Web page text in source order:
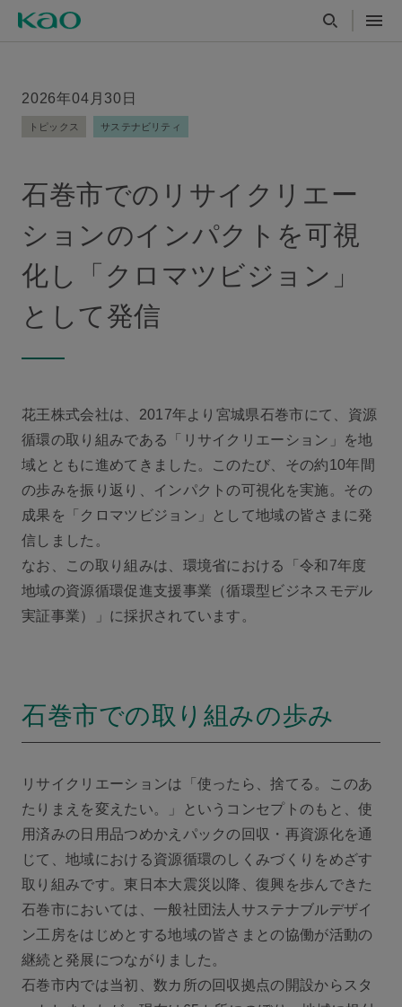
2026年04月30日
トピックス サステナビリティ
石巻市でのリサイクリエー
ションのインパクトを可視
化し「クロマツビジョン」
として発信
花王株式会社は、2017年より宮城県石巻市にて、資源
循環の取り組みである「リサイクリエーション」を地
域とともに進めてきました。このたび、その約10年間
の歩みを振り返り、インパクトの可視化を実施。その
成果を「クロマツビジョン」として地域の皆さまに発
信しました。
なお、この取り組みは、環境省における「令和7年度
地域の資源循環促進支援事業（循環型ビジネスモデル
実証事業）」に採択されています。
石巻市での取り組みの歩み
リサイクリエーションは「使ったら、捨てる。このあ
たりまえを変えたい。」というコンセプトのもと、使
用済みの日用品つめかえパックの回収・再資源化を通
じて、地域における資源循環のしくみづくりをめざす
取り組みです。東日本大震災以降、復興を歩んできた
石巻市においては、一般社団法人サステナブルデザイ
ン工房をはじめとする地域の皆さまとの協働が活動の
継続と発展につながりました。
石巻市内では当初、数カ所の回収拠点の開設からスタ